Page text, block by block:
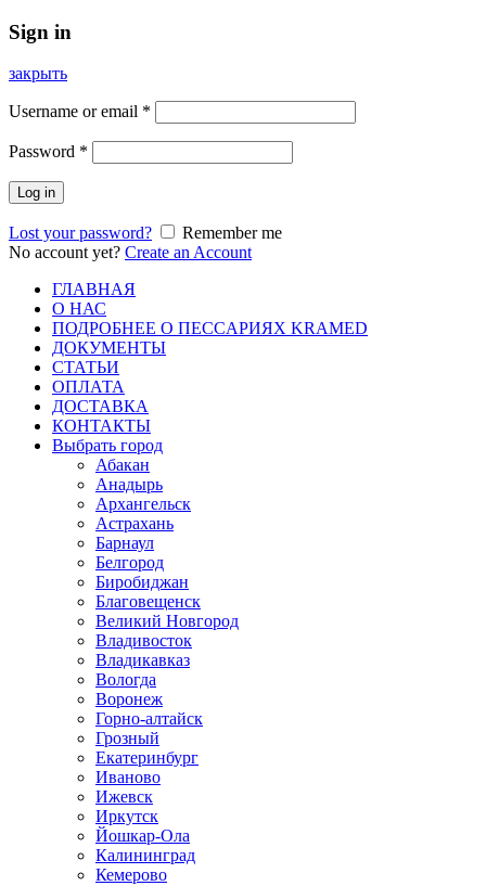
Sign in
закрыть
Username or email *
Password *
Log in
Lost your password?
Remember me
No account yet? Create an Account
ГЛАВНАЯ
О НАС
ПОДРОБНЕЕ О ПEСCАРИЯХ KRAMED
ДОКУМЕНТЫ
СТАТЬИ
ОПЛАТА
ДОСТАВКА
КОНТАКТЫ
Выбрать город
Абакан
Анадырь
Архангельск
Астрахань
Барнаул
Белгород
Биробиджан
Благовещенск
Великий Новгород
Владивосток
Владикавказ
Вологда
Воронеж
Горно-алтайск
Грозный
Екатеринбург
Иваново
Ижевск
Иркутск
Йошкар-Ола
Калининград
Кемерово